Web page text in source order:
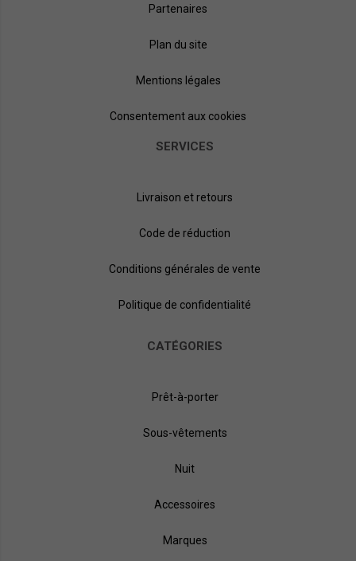
Partenaires
Plan du site
Mentions légales
Consentement aux cookies
SERVICES
Livraison et retours
Code de réduction
Conditions générales de vente
Politique de confidentialité
CATÉGORIES
Prêt-à-porter
Sous-vêtements
Nuit
Accessoires
Marques